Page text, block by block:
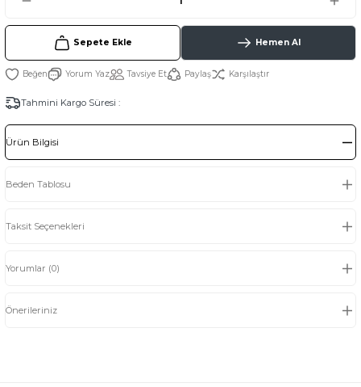
Sepete Ekle Hemen Al
Yorum Yaz Tavsiye Et Paylaş Karşılaştır
Tahmini Kargo Süresi :
Ürün Bilgisi
Beden Tablosu
Taksit Seçenekleri
Yorumlar (0)
Önerileriniz